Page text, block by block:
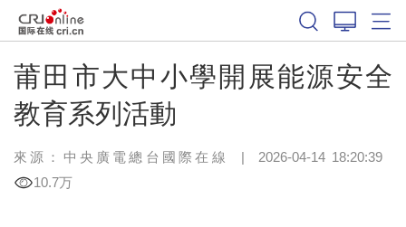
莆田市大中小學開展能源安全
教育系列活動
來源：中央廣電總台國際在線 | 2026-04-14 18:20:39
10.7万